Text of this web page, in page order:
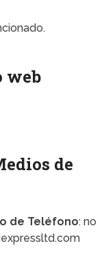
web
de
de Teléfono: no